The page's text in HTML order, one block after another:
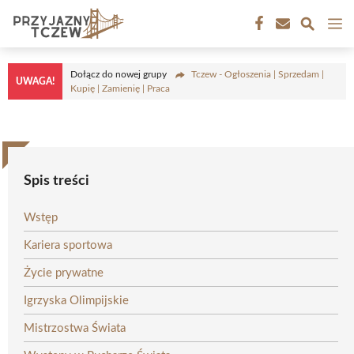
treści
UWAGA!
Dołącz do nowej grupy
Tczew - Ogłoszenia | Sprzedam |
Kupię | Zamienię | Praca
Spis treści
Wstęp
Kariera sportowa
Życie prywatne
Igrzyska Olimpijskie
Mistrzostwa Świata